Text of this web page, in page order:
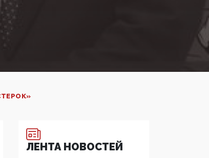
ЛЕНТА НОВОСТЕЙ